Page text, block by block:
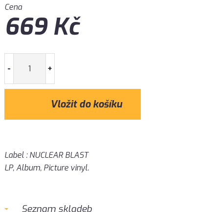
Cena
669Kč
- +
Label : NUCLEAR BLAST
LP, Album, Picture vinyl.
Seznam skladeb